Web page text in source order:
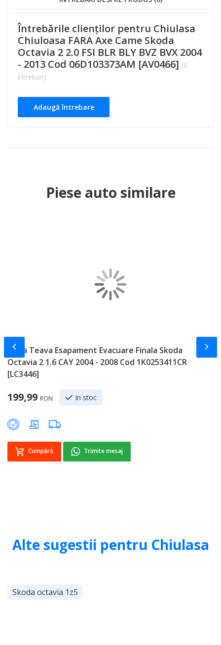
Întrebările clienților pentru Chiulasa
Chiuloasa FARA Axe Came Skoda
Octavia 2 2.0 FSI BLR BLY BVZ BVX 2004
- 2013 Cod 06D103373AM [AV0466] (0
întrebări)
Adaugă întrebare
Piese auto similare
Toba Teava Esapament Evacuare Finala Skoda
Octavia 2 1.6 CAY 2004 - 2008 Cod 1K0253411CR
[LC3446]
199,99 RON In stoc
Cumpără Trimite mesaj
Slide-ul anterior
Alte sugestii pentru Chiulasa
Skoda octavia 1z5